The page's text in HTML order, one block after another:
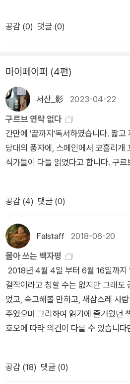
세오 데 그라시아 거리가 교차하는
다. 실수다. 나는 곧바로 바르셀로네타
하는 17번 노선버스에 치이고, 그 충
머리를 수습하는 일이 만만치 않다.
오펠 코르사에 치인다. 08:02 오펠
차에 치인다. 08:03 배달용 승합차
4 나는 저만치 떨어져 있는 분수대에
을 씻는다. 덕분에 분수대의 물을 분
요 성분은 수소와 산소, 나머지 대부
벌어진 노선버스와의 충돌에 의해 머
분에 이르면 어째 조금 비극의 장면
분에 이르면 드디어 유쾌한 무협소설
소설의 특징 가운데 하나가 자신의
인데, 이 책의 주인공 ‘나’는 현대 문명
과학이기도 하고, 그걸 이용해 자기
2,500조 페세타의 돈일 수도 있고, 모
변신술일 수도 있다. 그럼에도 불구하
한 지구인한테 얻어터지기만 하는 외
는 생각보다 어째 좀 피식거리는 웃음
없다. 가볍고 재미나게 읽을 수 있는
아마도 이번 작품의 가장 주된 소스
하네요. 이런 점에서 멘도사의 바르셀
체가 묘하게 흘러가는데요. 마치 지
에 동화되듯이 자연스럽게 자신을
다는 설정자체가 멘도사의 트릭으로
르셀로나에 오게 되면 자연스럽게 바
에 없다는 그런 암시이지 않을까 싶네
하려던 중국인 바르셀로나에 와서 눌
해 보면 더욱더 그런 암시이지 않을
구인 아니 바르셀로나 사람으로 바꿔
바로보는 바로셀로나는 어쩌면 가장
나가 아닌가 싶네요.(물론 의연중에는
있다는 점도 잊어서는 안되겠죠) 멘
했다', '생식적인 관계이다' 등으로 자
출하고 있지만 이번 작품만큼 자신의
묻어난 작품은 없으리라 여겨지네요.
고 있는 멘도사의 입장에서는 당연
반적으로 국내에 소개된 <사볼타 사
시> 과 비교 한다면 상당히 편안하게
외계인이라는 볼거리를 등장(외계인
존하는 명소, 축구팀, 토속적인 음식
당히 부드럽게 표현했다는 점에서 왠
안목을 무시하는 경향이 있다. 잘못을
것도 아닌데도 자기 잘못을 시정하려
23. dec.#구르브연락없다 #에두아
다. 새로운 임무가 주어졌지만 구르
그런 마음이 드는 것은 '나'도 마찬가
린다. 02:00 구르브, 연락 없다. ​에두
표한 이 풍속소설은 1992년 바르셀
있는 바르셀로나의 혼란한 풍경을 그
상징적 인물과 사건들을 나열하며 연
법은 같은 해 브렛 이스턴 앨리스가
를 떠오르게게 한다. 물론 <아메리칸
드를 사용한 연상을 주로 사용한다면
로 사용하며 코믹한 터치로 그려낸다
이 지구에 불시착해 색다른 시각으로
지는 설정은 라지쿠마르 히마니 감독
선 존재의 시각'을 통해 다시 바라봄
인지 고민해보게 만든다는 점에서 그
피케이> 쪽이다. 사실 <구르브 연락
스파냐의 풍경을 담담하게 보여줄 뿐
없는 편이다. 그 문화권, 그 시대를 살
로서 의미를 가질 수 있을지 몰라도
는 장면이 없다. https://
334522
이 많단다. 의외로 담담하다. 그녀가
들이 말리고 나선다. 그녀한테 필요한
식뿐이다.나는 여자들한테 말을 건네
철면피로 여기지 않도록 자못 신중
인들은 단순한 산술적 계산에 치중할
는 경향이 있다섭씨 22도. 쾌청한 하
드러운 남풍. 해상의 물결이 잔잔하다.
궂은 사내들이 올라온다. 나는 이번 주
찰들을 만난 터라 군말 없이 그들의
다.거꾸로 오른쪽 발을 왼쪽 발의 좌
이런 경우에는 스텝을멋들어지게 밟
공감 (0) 댓글 (0)
마이페이퍼 (4편)
서산_影 2023-04-22
구르브 연락 없다
간만에 '끝까지'독서하였습니다. 짧고
당대의 풍자에, 스페인에서 코흘리개
식가들이 다들 읽었다고 합니다. 구
공감 (4) 댓글 (0)
Falstaff 2018-06-20
몰아 쓰는 백자평
2018년 4월 4일 부터 6월 16일까지
걸작이라고 칭할 수는 없지만 그래도
었고, 숙고해볼 만하고, 새삼스레 사
주었으며 그리하여 읽기에 즐거웠던
호오에 따라 의견이 다를 수 있습니다
도 참 고마운 일일 겁니다. 순서는 읽
행 순서일 확률이 대단히 높습니다. 1.
공감 (18) 댓글 (0)